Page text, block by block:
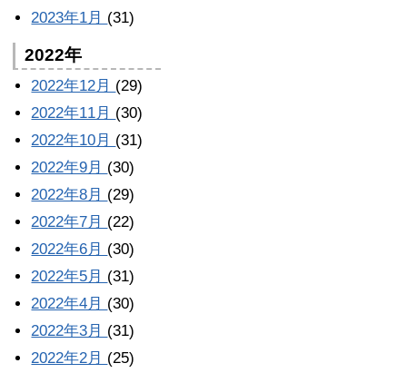
2023年1月 (31)
2022年
2022年12月 (29)
2022年11月 (30)
2022年10月 (31)
2022年9月 (30)
2022年8月 (29)
2022年7月 (22)
2022年6月 (30)
2022年5月 (31)
2022年4月 (30)
2022年3月 (31)
2022年2月 (25)